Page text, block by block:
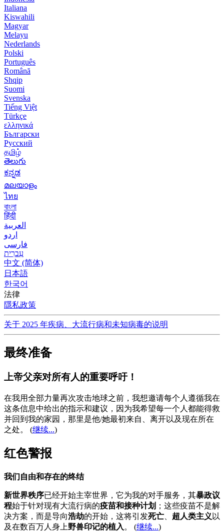
Italiana
Kiswahili
Magyar
Melayu
Nederlands
Polski
Português
Română
Shqip
Suomi
Svenska
Tiếng Việt
Türkçe
ελληνικά
Български
Русский
தமிழ்
తెలుగు
ಕನ್ನಡ
മലയാളം
ไทย
বাংলা
हिंदी
العربية
اردو
فارسی
עִברִית
中文 (简体)
日本語
한국어
法律
隱私政策
关于 2025 年疾病、大流行病和未知病毒的说明
最终准备
上帝父亲对所有人的重要呼吁！
在我用全部力量再次攻击地球之前，我想邀请每个人遵循我在
这条信息中给出的指示和建议，因为我希望每一个人都能得救
并回到我的家园，那里是他/她最初来自、离开以及现在所在
之处。
(继续...)
红色警报
我们自由和存在的终结
新世界秩序已经开始主宰世界，它为我的对手服务，其暴政议
程始于针对现有大流行病的疫苗和接种计划 ；这些疫苗不是解
决方案，而是导向浩劫的开始，这将引发死亡 超人类主义 以
及在数百万人身上野兽印记的植入 。 (继续...)